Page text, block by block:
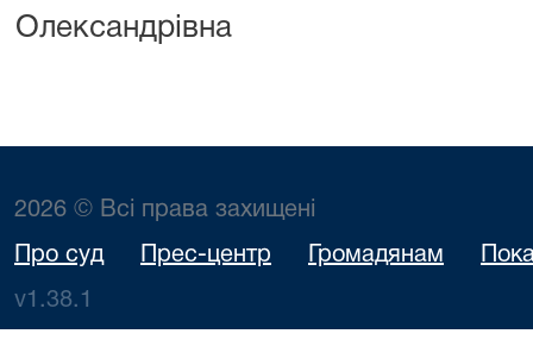
Олександрівна
2026 © Всі права захищені
Про суд Прес-центр Громадянам
v1.38.1